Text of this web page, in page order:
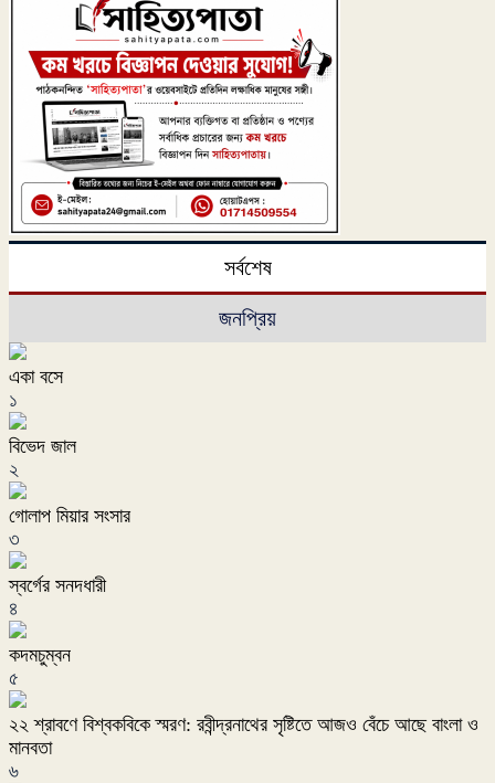
সর্বশেষ
জনপ্রিয়
একা বসে
১
বিভেদ জাল
২
গোলাপ মিয়ার সংসার
৩
স্বর্গের সনদধারী
৪
কদমচুম্বন
৫
২২ শ্রাবণে বিশ্বকবিকে স্মরণ: রবীন্দ্রনাথের সৃষ্টিতে আজও বেঁচে আছে বাংলা ও
মানবতা
৬